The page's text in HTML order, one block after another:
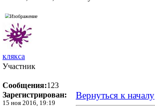
клякса
Участник
Сообщения:123
Зарегистрирован:
15 ноя 2016, 19:19
Вернуться к началу